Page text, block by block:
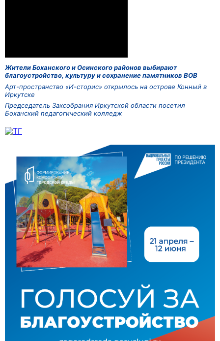
Жители Боханского и Осинского районов выбирают
благоустройство, культуру и сохранение памятников ВОВ
Арт-пространство «И-сторис» открылось на острове Конный в
Иркутске
Председатель Заксобрания Иркутской области посетил
Боханский педагогический колледж